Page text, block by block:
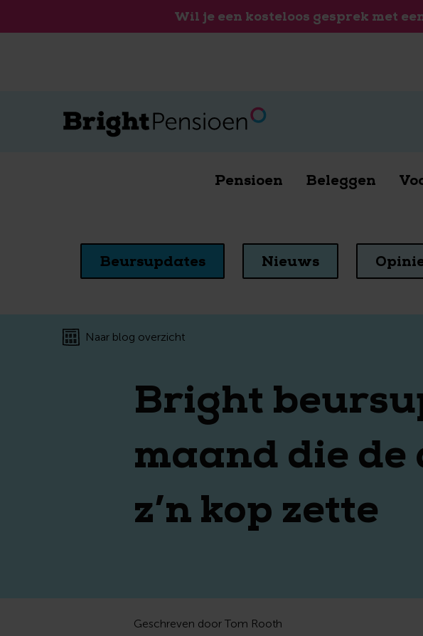
Wil je een kosteloos gesprek met
Pensioen Beleggen
Beursupdates Nieuws
Naar blog overzicht
Bright
maand die
z’n kop zette
Geschreven door Tom Rooth